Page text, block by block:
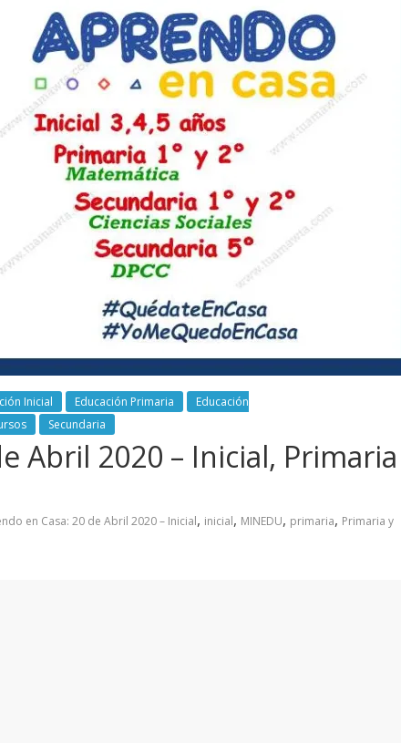
Inicial Educación Primaria
Educación
Secundaria
Abril 2020 – Inicial, Primaria
en Casa: 20 de Abril 2020 – Inicial, inicial, MINEDU, primaria, Primaria y